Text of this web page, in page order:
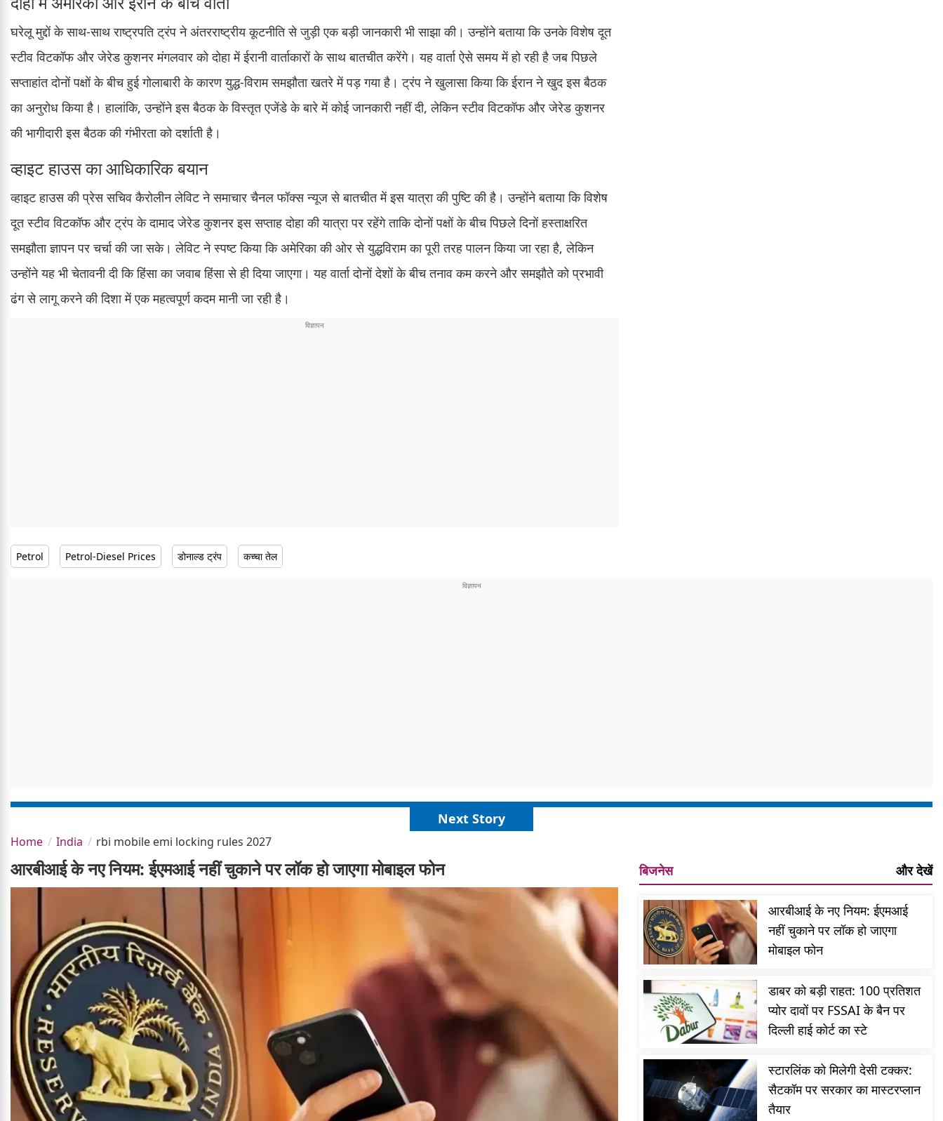
घरेलू मुद्दों के साथ-साथ राष्ट्रपति ट्रंप ने अंतरराष्ट्रीय कूटनीति से जुड़ी एक बड़ी जानकारी भी साझा की। उन्होंने बताया कि उनके विशेष दूत
स्टीव विटकॉफ और जेरेड कुशनर मंगलवार को दोहा में ईरानी वार्ताकारों के साथ बातचीत करेंगे। यह वार्ता ऐसे समय में हो रही है जब पिछले
सप्ताहांत दोनों पक्षों के बीच हुई गोलाबारी के कारण युद्ध-विराम समझौता खतरे में पड़ गया है। ट्रंप ने खुलासा किया कि ईरान ने खुद इस बैठक
का अनुरोध किया है। हालांकि, उन्होंने इस बैठक के विस्तृत एजेंडे के बारे में कोई जानकारी नहीं दी, लेकिन स्टीव विटकॉफ और जेरेड कुशनर
की भागीदारी इस बैठक की गंभीरता को दर्शाती है।
व्हाइट हाउस का आधिकारिक बयान
व्हाइट हाउस की प्रेस सचिव कैरोलीन लेविट ने समाचार चैनल फॉक्स न्यूज से बातचीत में इस यात्रा की पुष्टि की है। उन्होंने बताया कि विशेष
दूत स्टीव विटकॉफ और ट्रंप के दामाद जेरेड कुशनर इस सप्ताह दोहा की यात्रा पर रहेंगे ताकि दोनों पक्षों के बीच पिछले दिनों हस्ताक्षरित
समझौता ज्ञापन पर चर्चा की जा सके। लेविट ने स्पष्ट किया कि अमेरिका की ओर से युद्धविराम का पूरी तरह पालन किया जा रहा है, लेकिन
उन्होंने यह भी चेतावनी दी कि हिंसा का जवाब हिंसा से ही दिया जाएगा। यह वार्ता दोनों देशों के बीच तनाव कम करने और समझौते को प्रभावी
ढंग से लागू करने की दिशा में एक महत्वपूर्ण कदम मानी जा रही है।
Petrol Petrol-Diesel Prices डोनाल्ड ट्रंप कच्चा तेल
Next Story
Home India rbi mobile emi locking rules 2027
आरबीआई के नए नियम: ईएमआई नहीं चुकाने पर लॉक हो जाएगा मोबाइल फोन बिजनेस और देखें
आरबीआई के नए नियम: ईएमआई
नहीं चुकाने पर लॉक हो जाएगा
मोबाइल फोन
डाबर को बड़ी राहत: 100 प्रतिशत
प्योर दावों पर FSSAI के बैन पर
दिल्ली हाई कोर्ट का स्टे
स्टारलिंक को मिलेगी देसी टक्कर:
सैटकॉम पर सरकार का मास्टरप्लान
तैयार